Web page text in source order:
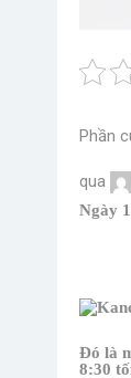
Phần
qua
Ngày
Đó là
8:30